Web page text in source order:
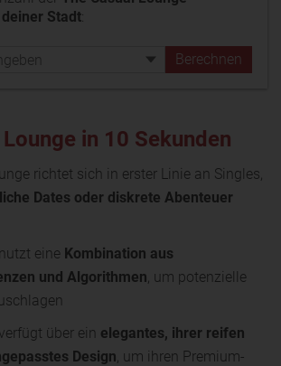
Stadt:
in 10 Sekunden
richtet sich in erster Linie an Singles,
Dates oder diskrete Abenteuer
eine Kombination aus
und Algorithmen, um potenzielle
über ein elegantes, ihrer reifen
Design, um ihren Premium-